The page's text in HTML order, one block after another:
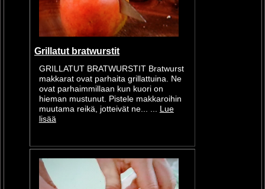
Grillatut bratwurstit
GRILLATUT BRATWURSTIT Bratwurst
makkarat ovat parhaita grillattuina. Ne
ovat parhaimmillaan kun kuori on
hieman mustunut. Pistele makkaroihin
muutama reikä, jotteivät ne... ... Lue
lisää